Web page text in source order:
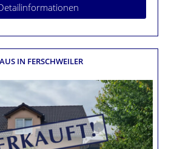
IN FERSCHWEILER